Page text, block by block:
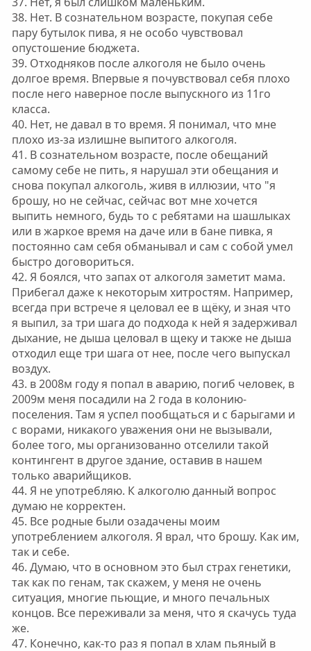
38. Нет. В сознательном возрасте, покупая себе
пару бутылок пива, я не особо чувствовал
опустошение бюджета.
39. Отходняков после алкоголя не было очень
долгое время. Впервые я почувствовал себя плохо
после него наверное после выпускного из 11го
класса.
40. Нет, не давал в то время. Я понимал, что мне
плохо из-за излишне выпитого алкоголя.
41. В сознательном возрасте, после обещаний
самому себе не пить, я нарушал эти обещания и
снова покупал алкоголь, живя в иллюзии, что "я
брошу, но не сейчас, сейчас вот мне хочется
выпить немного, будь то с ребятами на шашлыках
или в жаркое время на даче или в бане пивка, я
постоянно сам себя обманывал и сам с собой умел
быстро договориться.
42. Я боялся, что запах от алкоголя заметит мама.
Прибегал даже к некоторым хитростям. Например,
всегда при встрече я целовал ее в щёку, и зная что
я выпил, за три шага до подхода к ней я задерживал
дыхание, не дыша целовал в щеку и также не дыша
отходил еще три шага от нее, после чего выпускал
воздух.
43. в 2008м году я попал в аварию, погиб человек, в
2009м меня посадили на 2 года в колонию-
поселения. Там я успел пообщаться и с барыгами и
с ворами, никакого уважения они не вызывали,
более того, мы организованно отселили такой
контингент в другое здание, оставив в нашем
только аварийщиков.
44. Я не употребляю. К алкоголю данный вопрос
думаю не корректен.
45. Все родные были озадачены моим
употреблением алкоголя. Я врал, что брошу. Как им,
так и себе.
46. Думаю, что в основном это был страх генетики,
так как по генам, так скажем, у меня не очень
ситуация, многие пьющие, и много печальных
концов. Все переживали за меня, что я скачусь туда
же.
47. Конечно, как-то раз я попал в хлам пьяный в